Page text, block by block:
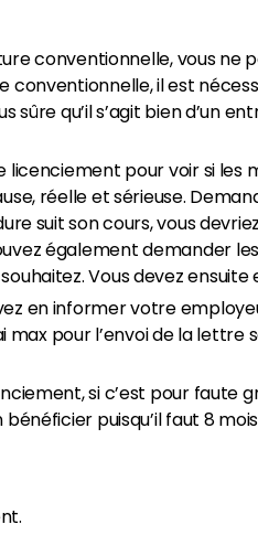
conventionnelle, vous ne
conventionnelle, il est
qu’il s’agit bien d’un
pour voir si les
réelle et sérieuse.
suit son cours, vous
également demander
Vous devez
en informer votre
pour l’envoi de la lettre
si c’est pour faute
puisqu’il faut 8